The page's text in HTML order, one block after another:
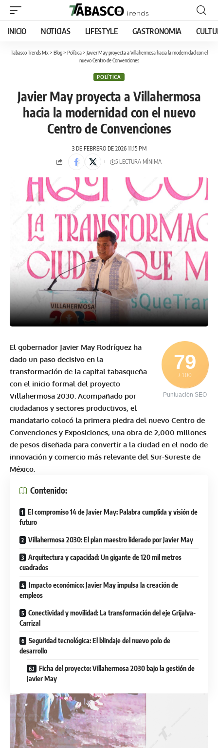
INICIO NOTICIAS LIFESTYLE GASTRONOMIA
Tabasco Trends Mx> Blog> Política> Javier May proyecta a Villahermosa hacia la modernidad con el
nuevo Centro de Convenciones
POLÍTICA
Javier May proyecta a Villahermosa
hacia la modernidad con el nuevo
Centro de Convenciones
3 DE FEBRERO DE 2026 11:15 PM
5 LECTURA MÍNIMA
79
/ 100
Puntuación SEO
El gobernador Javier May Rodríguez ha
dado un paso decisivo en la
transformación de la capital tabasqueña
con el inicio formal del proyecto
Villahermosa 2030. Acompañado por
ciudadanos y sectores productivos, el
mandatario colocó la primera piedra del nuevo Centro de
Convenciones y Exposiciones, una obra de 2,000 millones
de pesos diseñada para convertir a la ciudad en el nodo de
innovación y comercio más relevante del Sur-Sureste de
México.
Contenido:
El compromiso 14 de Javier May: Palabra cumplida y visión de
futuro
Villahermosa 2030: El plan maestro liderado por Javier May
Arquitectura y capacidad: Un gigante de 120 mil metros
cuadrados
Impacto económico: Javier May impulsa la creación de
empleos
Conectividad y movilidad: La transformación del eje Grijalva-
Carrizal
Seguridad tecnológica: El blindaje del nuevo polo de
desarrollo
Ficha del proyecto: Villahermosa 2030 bajo la gestión de
Javier May